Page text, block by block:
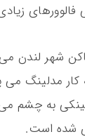
فالوورهای
شهر لندن می
مدلینگ می
به چشم
شده است.